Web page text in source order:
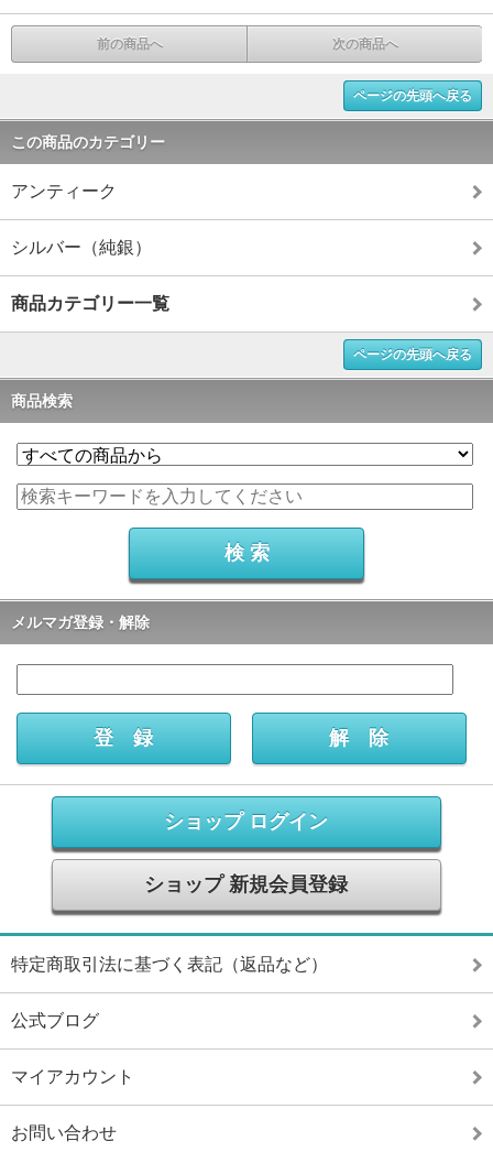
前の商品へ 次の商品へ
ページの先頭へ戻る
この商品のカテゴリー
アンティーク
シルバー（純銀）
商品カテゴリー一覧
ページの先頭へ戻る
商品検索
メルマガ登録・解除
ショップ ログイン
ショップ 新規会員登録
特定商取引法に基づく表記（返品など）
公式ブログ
マイアカウント
お問い合わせ